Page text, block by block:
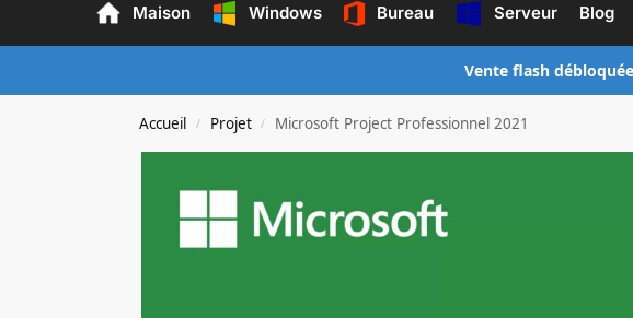
Maison Windows Bureau Serveur Blog
Vente flash débloquée
Accueil / Projet / Microsoft Project Professionnel 2021